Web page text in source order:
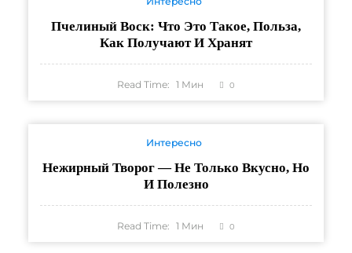
Пчелиный Воск: Что Это Такое, Польза,
Как Получают И Хранят
Read Time: 1 Мин 0
Интересно
Нежирный Творог — Не Только Вкусно, Но
И Полезно
Read Time: 1 Мин 0